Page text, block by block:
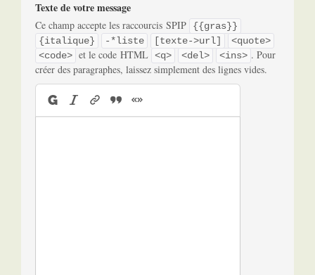
Texte de votre message
Ce champ accepte les raccourcis SPIP
{{gras}}
{italique}
-*liste [texte->url]
<quote>
<code> et le code HTML <q> <del> <ins> . Pour
créer des paragraphes, laissez simplement des lignes vides.